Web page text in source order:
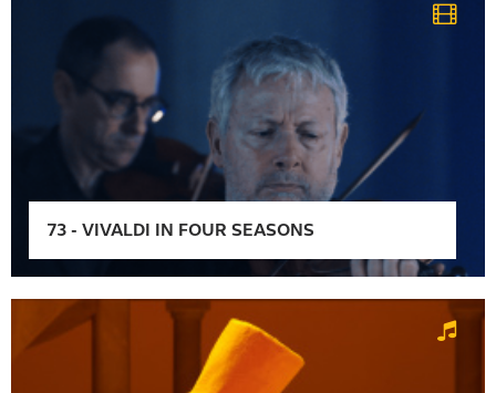
73 - VIVALDI IN FOUR SEASONS